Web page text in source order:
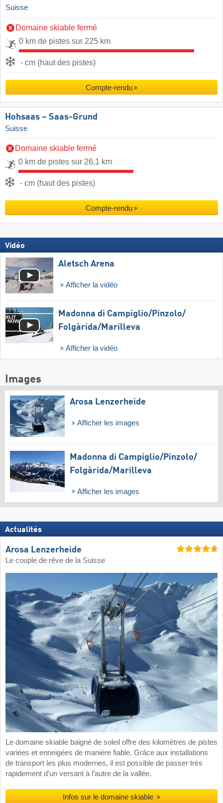
Suisse
Domaine skiable fermé
0 km de pistes sur 225 km
- cm (haut des pistes)
Compte-rendu
Hohsaas – Saas-Grund
Suisse
Domaine skiable fermé
0 km de pistes sur 26,1 km
- cm (haut des pistes)
Compte-rendu
Vidéo
Aletsch Arena
Afficher la vidéo
Madonna di Campiglio/​Pinzolo/​
Folgàrida/​Marilleva
Afficher la vidéo
Images
Arosa Lenzerheide
Afficher les images
Madonna di Campiglio/​Pinzolo/​
Folgàrida/​Marilleva
Afficher les images
Actualités
Arosa Lenzerheide
Le couple de rêve de la Suisse
Le domaine skiable baigné de soleil offre des kilomètres de pistes
variées et enneigées de manière fiable. Grâce aux installations
de transport les plus modernes, il est possible de passer très
rapidement d’un versant à l’autre de la vallée.
Infos sur le domaine skiable